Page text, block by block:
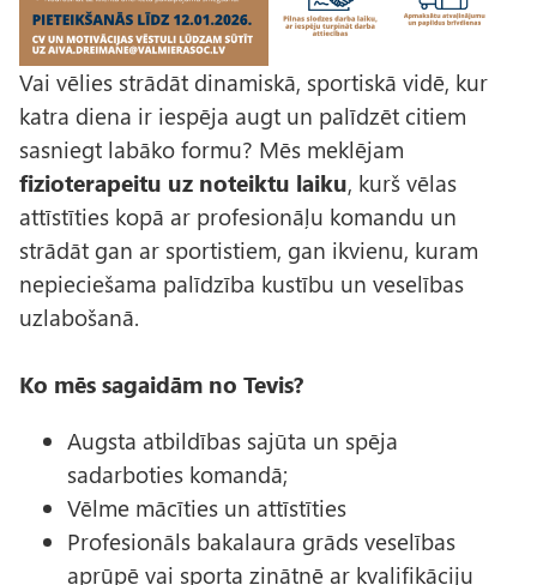
Vai vēlies strādāt dinamiskā, sportiskā vidē, kur
katra diena ir iespēja augt un palīdzēt citiem
sasniegt labāko formu? Mēs meklējam
fizioterapeitu uz noteiktu laiku, kurš vēlas
attīstīties kopā ar profesionāļu komandu un
strādāt gan ar sportistiem, gan ikvienu, kuram
nepieciešama palīdzība kustību un veselības
uzlabošanā.
Ko mēs sagaidām no Tevis?
Augsta atbildības sajūta un spēja
sadarboties komandā;
Vēlme mācīties un attīstīties
Profesionāls bakalaura grāds veselības
aprūpē vai sporta zinātnē ar kvalifikāciju